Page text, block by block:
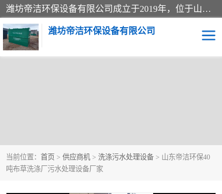
潍坊帝洁环保设备有限公司成立于2019年，位于山东省潍坊市潍城经济开发区；公司专注于环境保护专用设备及配件的研发、生产、安装与销售，同时涉及医用消毒设备、机电设备和仪器仪表的销售。此外，公司提供环保工程施工、环保技术研发与转让、技术服务以及环境工程专项设计服务，致力于为客户提供全面的环保解决方案，助力绿色可持续发展。
潍坊帝洁环保设备有限公司
当前位置： 首页 > 供应商机 > 洗涤污水处理设备 > 山东帝洁环保40
吨布草洗涤厂污水处理设备厂家
玻璃钢一体化污水处理设 水性涂料加工污水处理设